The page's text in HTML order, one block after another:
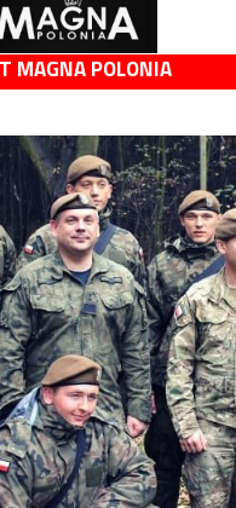
MAGNA POLONIA